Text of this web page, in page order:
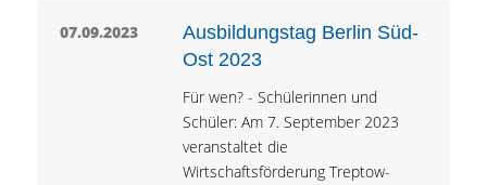
07.09.2023
Ausbildungstag Berlin Süd-
Ost 2023
Für wen? - Schülerinnen und
Schüler: Am 7. September 2023
veranstaltet die
Wirtschaftsförderung Treptow-